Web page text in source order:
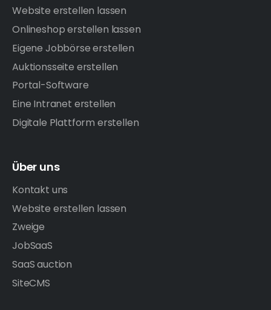
Website erstellen lassen
Onlineshop erstellen lassen
Eigene Jobbörse erstellen
Auktionsseite erstellen
Portal-Software
Eine Intranet erstellen
Digitale Plattform erstellen
Über uns
Kontakt uns
Website erstellen lassen
Zweige
JobSaaS
SaaS auction
SiteCMS